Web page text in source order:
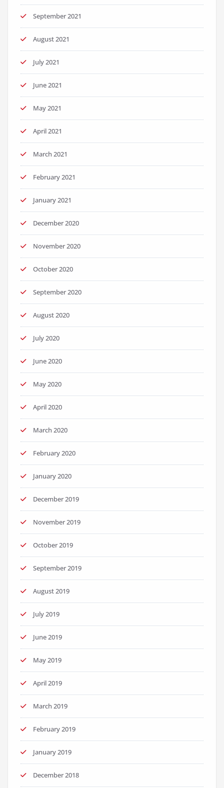
September 2021
August 2021
July 2021
June 2021
May 2021
April 2021
March 2021
February 2021
January 2021
December 2020
November 2020
October 2020
September 2020
August 2020
July 2020
June 2020
May 2020
April 2020
March 2020
February 2020
January 2020
December 2019
November 2019
October 2019
September 2019
August 2019
July 2019
June 2019
May 2019
April 2019
March 2019
February 2019
January 2019
December 2018